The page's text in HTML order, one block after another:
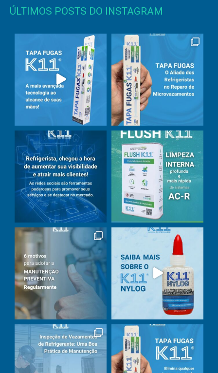
ÚLTIMOS POSTS DO INSTAGRAM